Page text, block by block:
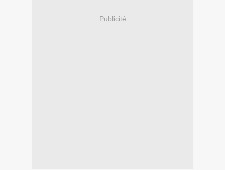
Publicité